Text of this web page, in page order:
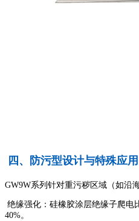
四、防污型设计与特殊应用
GW9W系列针对重污秽区域（如沿
绝缘强化：硅橡胶涂层绝缘子爬电
40%。